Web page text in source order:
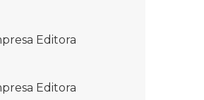
Editora
Editora